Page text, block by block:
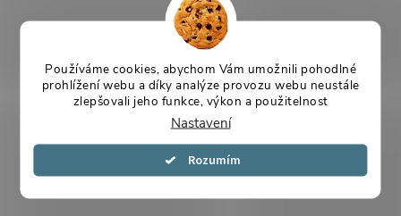
Používáme cookies, abychom Vám umožnili pohodlné
prohlížení webu a díky analýze provozu webu neustále
zlepšovali jeho funkce, výkon a použitelnost
Nastavení
Souhlasím